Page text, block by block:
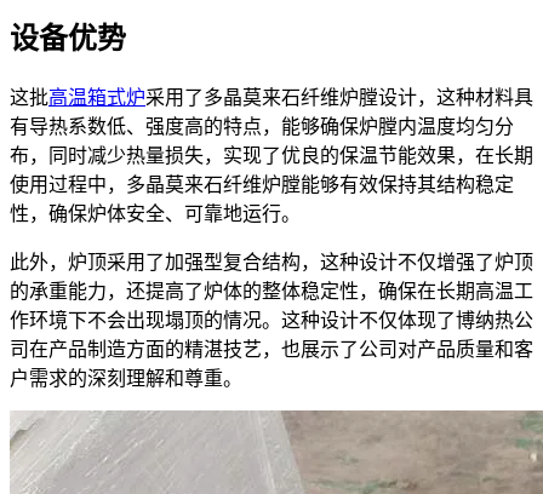
设备优势
这批高温箱式炉采用了多晶莫来石纤维炉膛设计，这种材料具
有导热系数低、强度高的特点，能够确保炉膛内温度均匀分
布，同时减少热量损失，实现了优良的保温节能效果，在长期
使用过程中，多晶莫来石纤维炉膛能够有效保持其结构稳定
性，确保炉体安全、可靠地运行。
此外，炉顶采用了加强型复合结构，这种设计不仅增强了炉顶
的承重能力，还提高了炉体的整体稳定性，确保在长期高温工
作环境下不会出现塌顶的情况。这种设计不仅体现了博纳热公
司在产品制造方面的精湛技艺，也展示了公司对产品质量和客
户需求的深刻理解和尊重。